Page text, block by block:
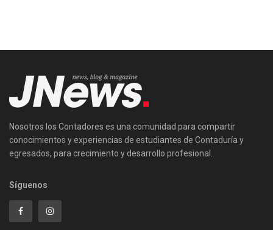
Nosotros los Contadores es una comunidad para compartir
conocimientos y experiencias de estudiantes de Contaduría y
egresados, para crecimiento y desarrollo profesional.
Síguenos